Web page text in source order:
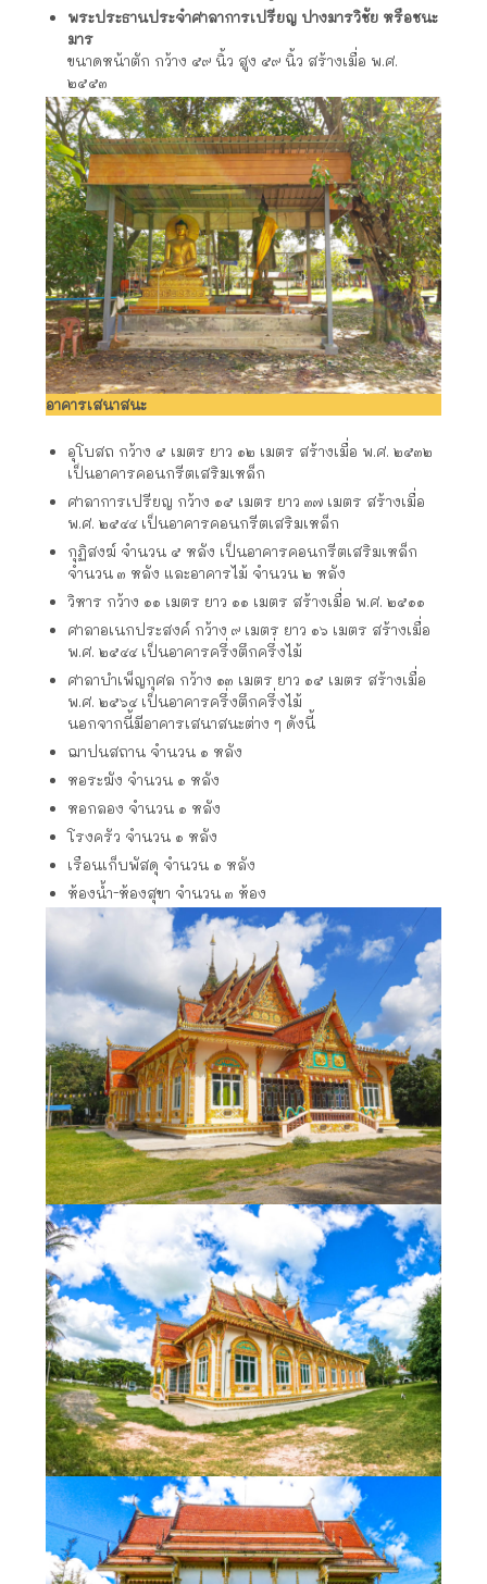
พระประธานประจำศาลาการเปรียญ ปางมารวิชัย หรือชนะ
มาร
ขนาดหน้าตัก กว้าง ๕๙ นิ้ว สูง ๕๙ นิ้ว สร้างเมื่อ พ.ศ.
๒๕๕๓
อาคารเสนาสนะ
อุโบสถ กว้าง ๕ เมตร ยาว ๑๒ เมตร สร้างเมื่อ พ.ศ. ๒๕๓๒
เป็นอาคารคอนกรีตเสริมเหล็ก
ศาลาการเปรียญ กว้าง ๑๕ เมตร ยาว ๓๗ เมตร สร้างเมื่อ
พ.ศ. ๒๕๔๔ เป็นอาคารคอนกรีตเสริมเหล็ก
กุฏิสงฆ์ จำนวน ๕ หลัง เป็นอาคารคอนกรีตเสริมเหล็ก
จำนวน ๓ หลัง และอาคารไม้ จำนวน ๒ หลัง
วิหาร กว้าง ๑๑ เมตร ยาว ๑๑ เมตร สร้างเมื่อ พ.ศ. ๒๕๑๑
ศาลาอเนกประสงค์ กว้าง ๙ เมตร ยาว ๑๖ เมตร สร้างเมื่อ
พ.ศ. ๒๕๔๔ เป็นอาคารครึ่งตึกครึ่งไม้
ศาลาบำเพ็ญกุศล กว้าง ๑๓ เมตร ยาว ๑๕ เมตร สร้างเมื่อ
พ.ศ. ๒๕๖๔ เป็นอาคารครึ่งตึกครึ่งไม้
นอกจากนี้มีอาคารเสนาสนะต่าง ๆ ดังนี้
ฌาปนสถาน จำนวน ๑ หลัง
หอระฆัง จำนวน ๑ หลัง
หอกลอง จำนวน ๑ หลัง
โรงครัว จำนวน ๑ หลัง
เรือนเก็บพัสดุ จำนวน ๑ หลัง
ห้องน้ำ-ห้องสุขา จำนวน ๓ ห้อง